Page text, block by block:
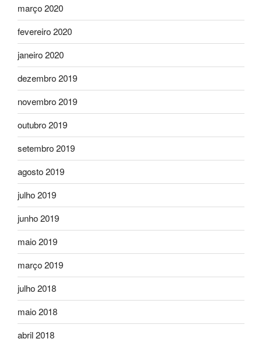
março 2020
fevereiro 2020
janeiro 2020
dezembro 2019
novembro 2019
outubro 2019
setembro 2019
agosto 2019
julho 2019
junho 2019
maio 2019
março 2019
julho 2018
maio 2018
abril 2018